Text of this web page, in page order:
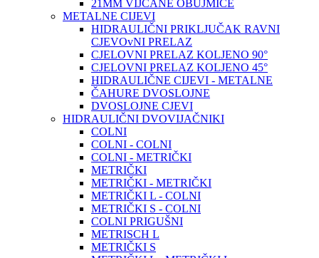
21MM VIJČANE OBUJMICE
METALNE CIJEVI
HIDRAULIČNI PRIKLJUČAK RAVNI
CJEVOvNI PRELAZ
CJELOVNI PRELAZ KOLJENO 90°
CJELOVNI PRELAZ KOLJENO 45°
HIDRAULIČNE CIJEVI - METALNE
ČAHURE DVOSLOJNE
DVOSLOJNE CJEVI
HIDRAULIČNI DVOVIJAČNIKI
COLNI
COLNI - COLNI
COLNI - METRIČKI
METRIČKI
METRIČKI - METRIČKI
METRIČKI L - COLNI
METRIČKI S - COLNI
COLNI PRIGUŠNI
METRISCH L
METRIČKI S